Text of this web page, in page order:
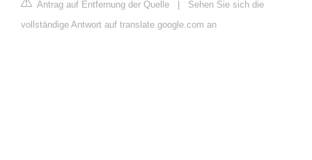
Antrag auf Entfernung der Quelle | Sehen Sie sich die
vollständige Antwort auf translate.google.com an